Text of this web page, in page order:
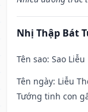
Nhị Thập Bát
Tên sao: Sao Liễu
Tên ngày: Liễu
Tướng tinh con